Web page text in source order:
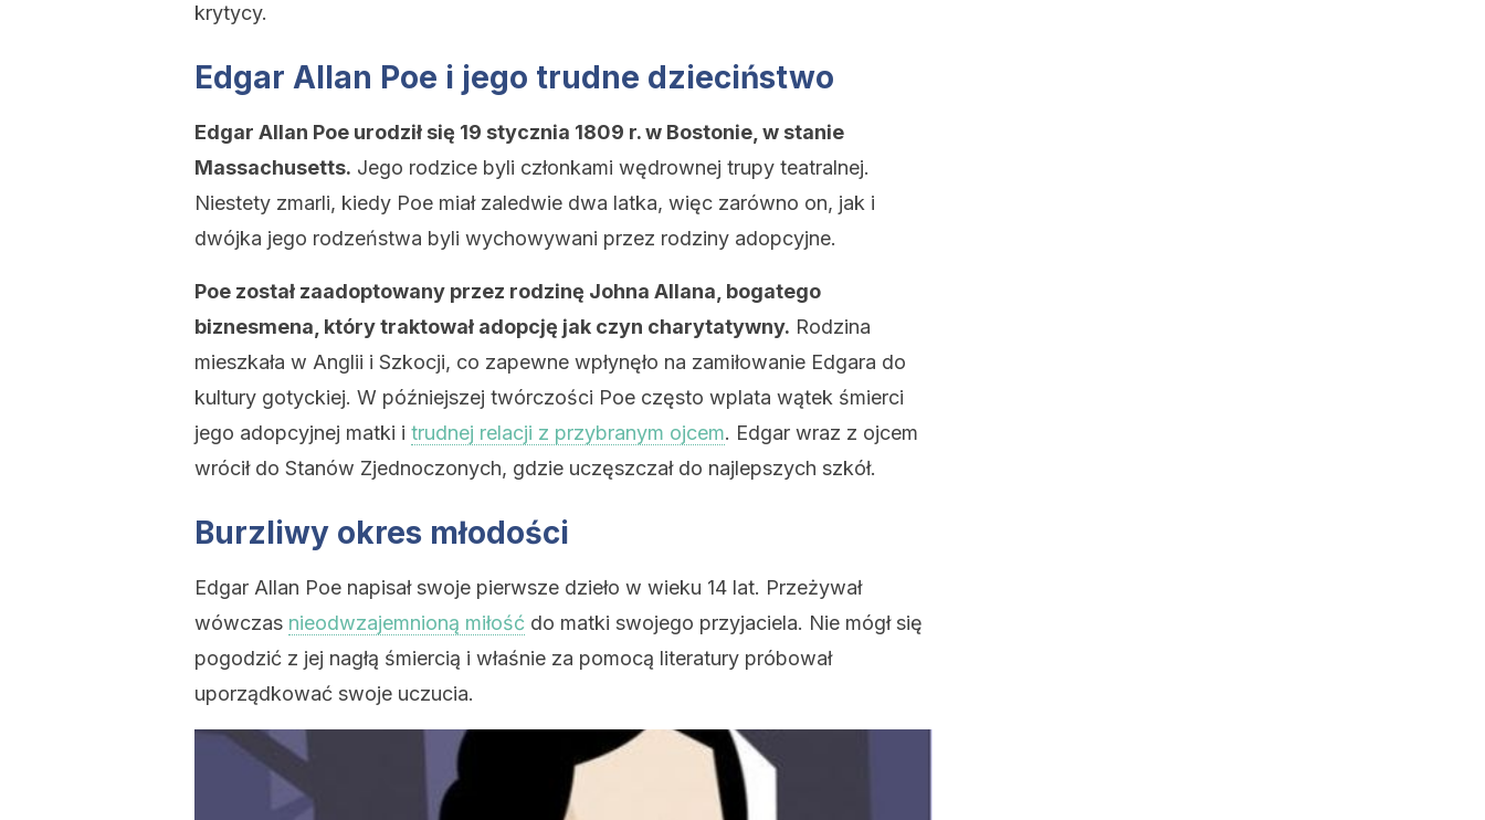
krytycy.
Edgar Allan Poe i jego trudne dzieciństwo
Edgar Allan Poe urodził się 19 stycznia 1809 r. w Bostonie, w stanie
Massachusetts. Jego rodzice byli członkami wędrownej trupy teatralnej.
Niestety zmarli, kiedy Poe miał zaledwie dwa latka, więc zarówno on, jak i
dwójka jego rodzeństwa byli wychowywani przez rodziny adopcyjne.
Poe został zaadoptowany przez rodzinę Johna Allana, bogatego
biznesmena, który traktował adopcję jak czyn charytatywny. Rodzina
mieszkała w Anglii i Szkocji, co zapewne wpłynęło na zamiłowanie Edgara do
kultury gotyckiej. W późniejszej twórczości Poe często wplata wątek śmierci
jego adopcyjnej matki i trudnej relacji z przybranym ojcem. Edgar wraz z ojcem
wrócił do Stanów Zjednoczonych, gdzie uczęszczał do najlepszych szkół.
Burzliwy okres młodości
Edgar Allan Poe napisał swoje pierwsze dzieło w wieku 14 lat. Przeżywał
wówczas nieodwzajemnioną miłość do matki swojego przyjaciela. Nie mógł się
pogodzić z jej nagłą śmiercią i właśnie za pomocą literatury próbował
uporządkować swoje uczucia.